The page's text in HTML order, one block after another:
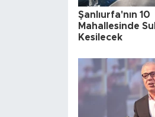
Şanlıurfa'nın 10
Mahallesinde
Kesilecek